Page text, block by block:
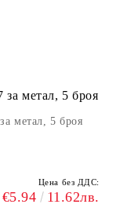
за метал, 5 броя
метал, 5 броя
Цена без ДДС:
€5.94 11.62лв.